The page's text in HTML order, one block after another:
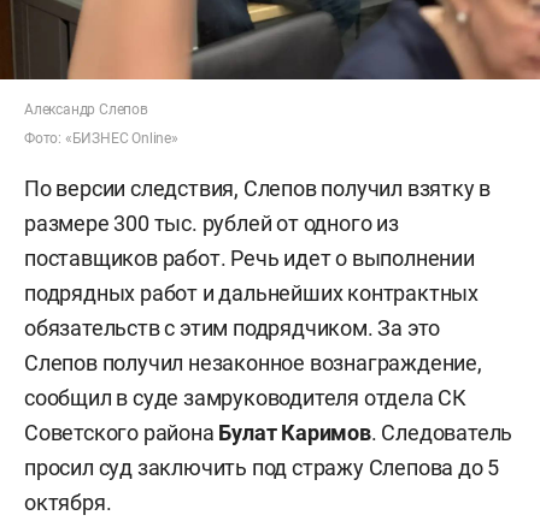
Александр Слепов
Фото: «БИЗНЕС Online»
По версии следствия, Слепов получил взятку в
размере 300 тыс. рублей от одного из
поставщиков работ. Речь идет о выполнении
подрядных работ и дальнейших контрактных
обязательств с этим подрядчиком. За это
Слепов получил незаконное вознаграждение,
сообщил в суде замруководителя отдела СК
Советского района Булат Каримов. Следователь
просил суд заключить под стражу Слепова до 5
октября.